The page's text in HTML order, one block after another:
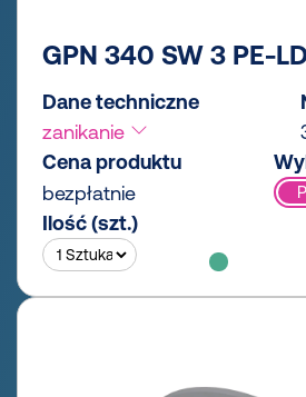
GPN 340 SW 3 PE-
Dane techniczne
zanikanie
Cena produktu
bezpłatnie
Ilość (szt.)